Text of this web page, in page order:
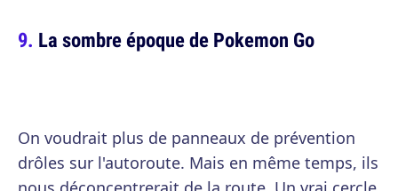
La sombre époque de Pokemon Go
On voudrait plus de panneaux de prévention
drôles sur l'autoroute. Mais en même temps, ils